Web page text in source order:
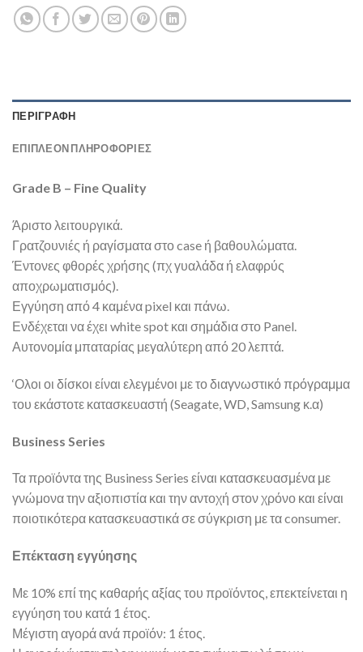
ΠΕΡΙΓΡΑΦΉ
ΕΠΙΠΛΈΟΝ ΠΛΗΡΟΦΟΡΊΕΣ
Grade B – Fine Quality
Άριστο λειτουργικά.
Γρατζουνιές ή ραγίσματα στο case ή βαθουλώματα.
Έντονες φθορές χρήσης (πχ γυαλάδα ή ελαφρύς
αποχρωματισμός).
Εγγύηση από 4 καμένα pixel και πάνω.
Ενδέχεται να έχει white spot και σημάδια στο Panel.
Αυτονομία μπαταρίας μεγαλύτερη από 20 λεπτά.
‘Ολοι οι δίσκοι είναι ελεγμένοι με το διαγνωστικό πρόγραμμα
του εκάστοτε κατασκευαστή (Seagate, WD, Samsung κ.α)
Business Series
Τα προϊόντα της Business Series είναι κατασκευασμένα με
γνώμονα την αξιοπιστία και την αντοχή στον χρόνο και είναι
ποιοτικότερα κατασκευαστικά σε σύγκριση με τα consumer.
Επέκταση εγγύησης
Με 10% επί της καθαρής αξίας του προϊόντος, επεκτείνεται η
εγγύηση του κατά 1 έτος.
Μέγιστη αγορά ανά προϊόν: 1 έτος.